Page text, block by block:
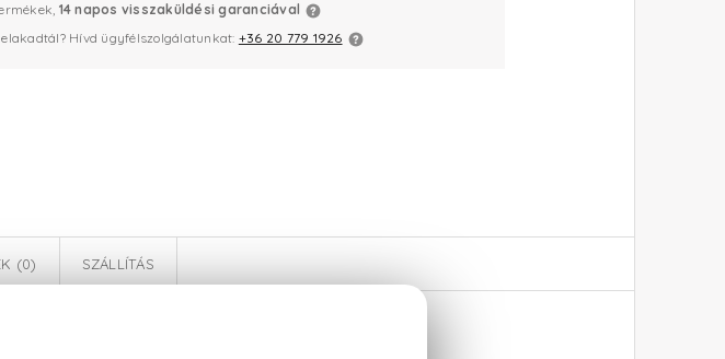
14 napos visszaküldési garanciával
elakadtál? Hívd ügyfélszolgálatunkat: +36 20 779 1926
(0) SZÁLLÍTÁS